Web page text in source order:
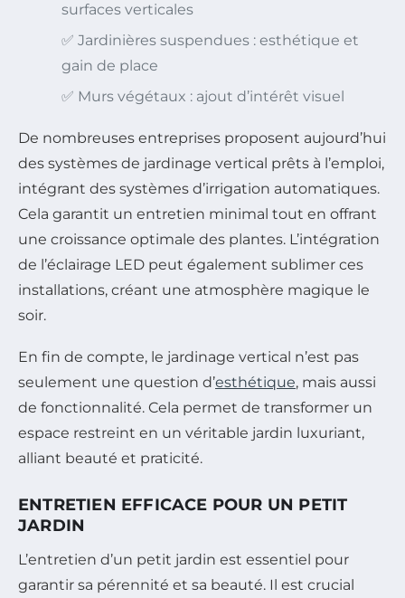
surfaces verticales
✅ Jardinières suspendues : esthétique et
gain de place
✅ Murs végétaux : ajout d’intérêt visuel
De nombreuses entreprises proposent aujourd’hui
des systèmes de jardinage vertical prêts à l’emploi,
intégrant des systèmes d’irrigation automatiques.
Cela garantit un entretien minimal tout en offrant
une croissance optimale des plantes. L’intégration
de l’éclairage LED peut également sublimer ces
installations, créant une atmosphère magique le
soir.
En fin de compte, le jardinage vertical n’est pas
seulement une question d’esthétique, mais aussi
de fonctionnalité. Cela permet de transformer un
espace restreint en un véritable jardin luxuriant,
alliant beauté et praticité.
ENTRETIEN EFFICACE POUR UN PETIT
JARDIN
L’entretien d’un petit jardin est essentiel pour
garantir sa pérennité et sa beauté. Il est crucial